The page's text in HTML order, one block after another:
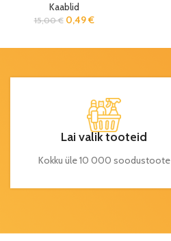
Kaablid
15,00€ 0,49€
Lai valik tooteid
Kokku üle 10 000 soodustoote